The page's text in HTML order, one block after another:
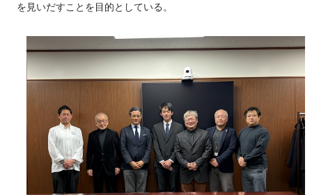
を見いだすことを目的としている。